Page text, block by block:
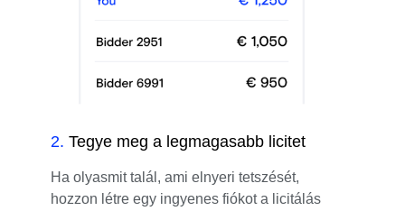
2. Tegye meg a legmagasabb licitet
Ha olyasmit talál, ami elnyeri tetszését,
hozzon létre egy ingyenes fiókot a licitálás